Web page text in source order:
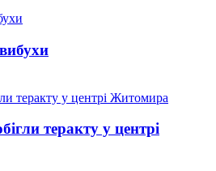
теракту у центрі